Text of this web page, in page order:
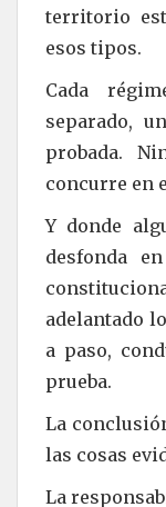
territorio
esos tipos.
Cada
separado,
probada.
concurre en
Y donde
desfonda
adelantado
a paso,
prueba.
La
las cosas
La